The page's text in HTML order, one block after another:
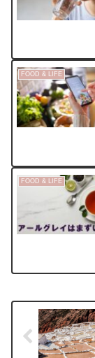
FOOD & LIFE
FOOD & LIFE